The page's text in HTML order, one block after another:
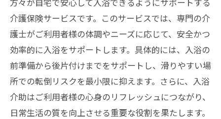
介護保険サービスです。このサービスでは、専門の介
護士がご利用者様の体調やニーズに応じて、安全かつ
効率的に入浴をサポートします。具体的には、入浴の
前準備から後片付けまでをサポートし、滑りやすい場
所での転倒リスクを最小限に抑えます。さらに、入浴
介助はご利用者様の心身のリフレッシュにつながり、
日常生活の質を向上させる重要な役割を果たします。